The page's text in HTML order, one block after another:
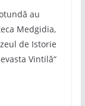
au
Medgidia,
de Istorie
Vintilă“